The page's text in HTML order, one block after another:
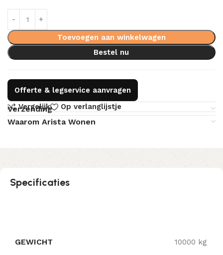
Toevoegen aan winkelwagen
Bestel nu
Offerte & legservice aanvragen
Vergelijk
Op verlanglijstje
Verzending
Waarom Arista Wonen
Specificaties
GEWICHT 10000 kg